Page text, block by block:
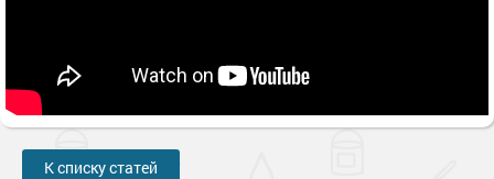
К списку статей